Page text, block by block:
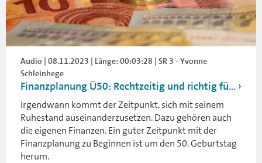
Audio | 08.11.2023 | Länge: 00:03:28 | SR 3 - Yvonne
Schleinhege
Finanzplanung Ü50: Rechtzeitig und richtig fü...
Irgendwann kommt der Zeitpunkt, sich mit seinem
Ruhestand auseinanderzusetzen. Dazu gehören auch
die eigenen Finanzen. Ein guter Zeitpunkt mit der
Finanzplanung zu Beginnen ist um den 50. Geburtstag
herum.